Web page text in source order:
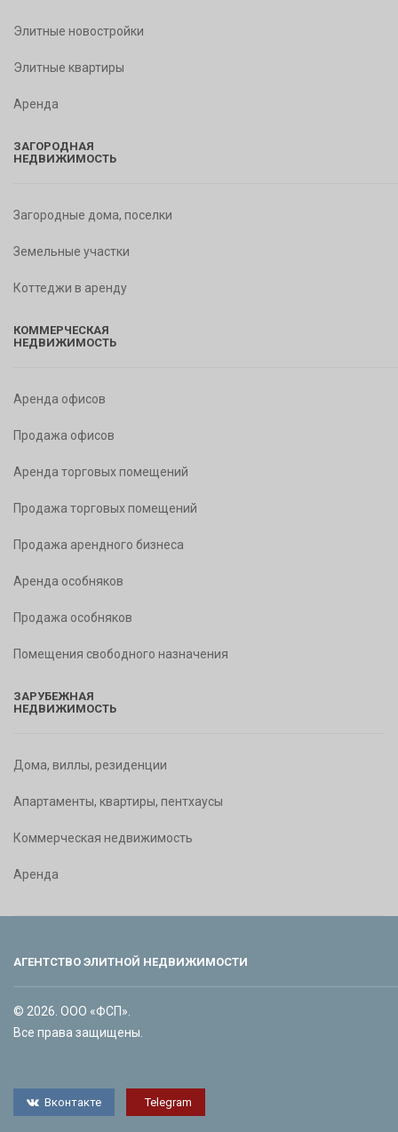
Элитные новостройки
Элитные квартиры
Аренда
ЗАГОРОДНАЯ
НЕДВИЖИМОСТЬ
Загородные дома, поселки
Земельные участки
Коттеджи в аренду
КОММЕРЧЕСКАЯ
НЕДВИЖИМОСТЬ
Аренда офисов
Продажа офисов
Аренда торговых помещений
Продажа торговых помещений
Продажа арендного бизнеса
Аренда особняков
Продажа особняков
Помещения свободного назначения
ЗАРУБЕЖНАЯ
НЕДВИЖИМОСТЬ
Дома, виллы, резиденции
Апартаменты, квартиры, пентхаусы
Коммерческая недвижимость
Аренда
АГЕНТСТВО ЭЛИТНОЙ НЕДВИЖИМОСТИ
© 2026. ООО «ФСП».
Все права защищены.
Вконтакте Telegram